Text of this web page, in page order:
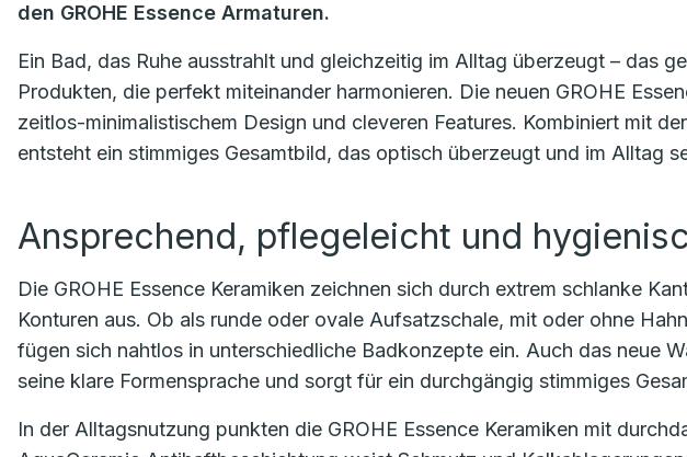
den GROHE Essence Armaturen.
Ein Bad, das Ruhe ausstrahlt und gleichzeitig im Alltag überzeugt – das
Produkten, die perfekt miteinander harmonieren. Die neuen GROHE
zeitlos-minimalistischem Design und cleveren Features. Kombiniert mit
entsteht ein stimmiges Gesamtbild, das optisch überzeugt und im Alltag
Ansprechend, pflegeleicht und
Die GROHE Essence Keramiken zeichnen sich durch extrem schlanke
Konturen aus. Ob als runde oder ovale Aufsatzschale, mit oder ohne
fügen sich nahtlos in unterschiedliche Badkonzepte ein. Auch das neue
seine klare Formensprache und sorgt für ein durchgängig stimmiges
In der Alltagsnutzung punkten die GROHE Essence Keramiken mit